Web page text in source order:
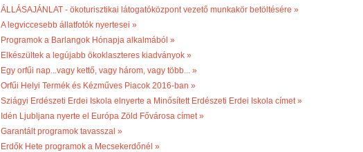
ÁLLÁSAJÁNLAT - ökoturisztikai látogatóközpont vezető munkakör betöltésére »
A legviccesebb állatfotók nyertesei »
Programok a Barlangok Hónapja alkalmából »
Elkészültek a legújabb ökoklaszteres kiadványok »
Egy orfűi nap...vagy kettő, vagy három, vagy több... »
Orfűi Helyi Termék és Kézműves Piacok 2016-ban »
Sziágyi Erdészeti Erdei Iskola elnyerte a Minősített Erdészeti Erdei Iskola címet »
Idén Ljubljana nyerte el Európa Zöld Fővárosa címet »
Garantált programok tavasszal »
Erdők Hete programok a Mecsekerdőnél »